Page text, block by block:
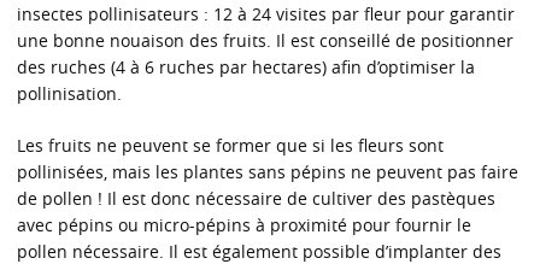
insectes pollinisateurs : 12 à 24 visites par fleur pour garantir
une bonne nouaison des fruits. Il est conseillé de positionner
des ruches (4 à 6 ruches par hectares) afin d’optimiser la
pollinisation.
Les fruits ne peuvent se former que si les fleurs sont
pollinisées, mais les plantes sans pépins ne peuvent pas faire
de pollen ! Il est donc nécessaire de cultiver des pastèques
avec pépins ou micro-pépins à proximité pour fournir le
pollen nécessaire. Il est également possible d’implanter des